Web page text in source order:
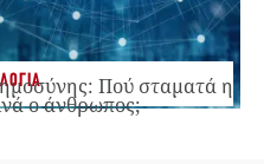
Πού σταματά η
ο άνθρωπος;